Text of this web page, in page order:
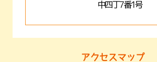
中四丁7番1号
アクセスマップ